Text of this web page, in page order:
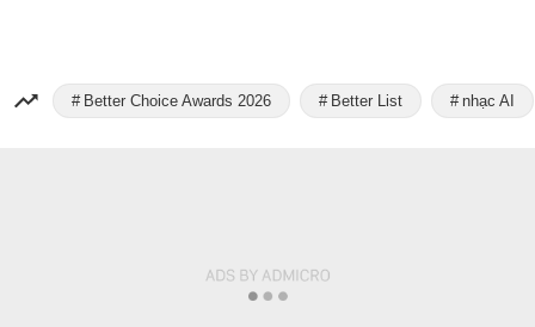
Better Choice Awards 2026 Better List nhạc AI